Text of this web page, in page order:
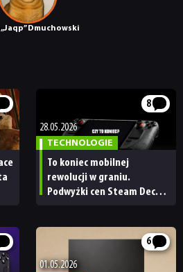
Dmuchowski
8
28.05.2026
TECHNOLOGIE
To koniec mobilnej
rewolucji w graniu.
Podwyżki cen Steam Decka
6
01.05.2026